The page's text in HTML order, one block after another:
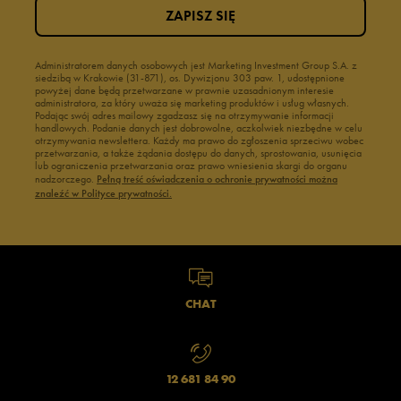
Administratorem danych osobowych jest Marketing Investment Group S.A. z
siedzibą w Krakowie (31-871), os. Dywizjonu 303 paw. 1, udostępnione
powyżej dane będą przetwarzane w prawnie uzasadnionym interesie
administratora, za który uważa się marketing produktów i usług własnych.
Podając swój adres mailowy zgadzasz się na otrzymywanie informacji
handlowych. Podanie danych jest dobrowolne, aczkolwiek niezbędne w celu
otrzymywania newslettera. Każdy ma prawo do zgłoszenia sprzeciwu wobec
przetwarzania, a także żądania dostępu do danych, sprostowania, usunięcia
lub ograniczenia przetwarzania oraz prawo wniesienia skargi do organu
nadzorczego. Pełną treść oświadczenia o ochronie prywatności można
znaleźć w Polityce prywatności.
ZAPISZ SIĘ
CHAT
12 681 84 90